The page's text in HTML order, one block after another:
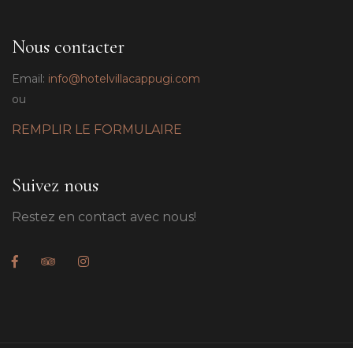
Nous contacter
Email: info@hotelvillacappugi.com
ou
REMPLIR LE FORMULAIRE
Suivez nous
Restez en contact avec nous!